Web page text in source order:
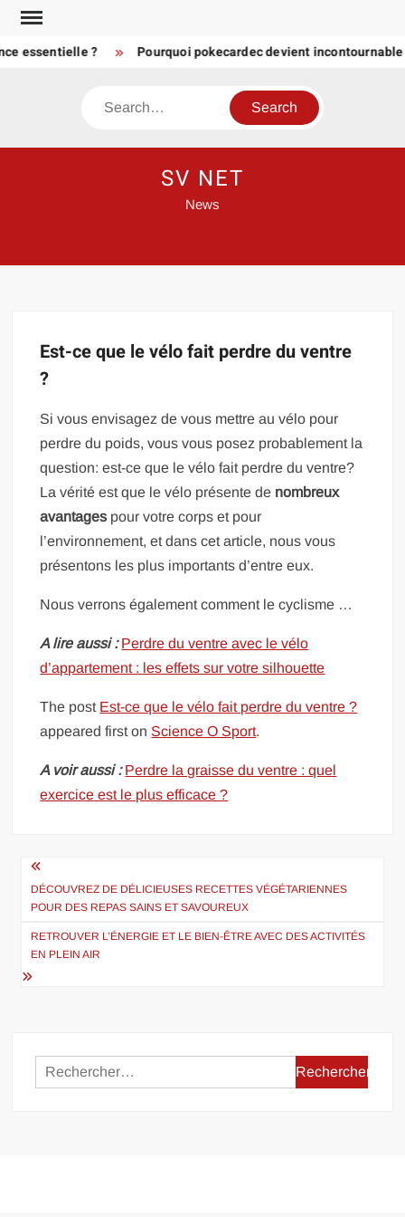
Skip
content
essentielle ? Pourquoi pokecardec devient incontournable
Search
SV NET
News
Est-ce que le vélo fait perdre du ventre
?
Si vous envisagez de vous mettre au vélo pour
perdre du poids, vous vous posez probablement la
question: est-ce que le vélo fait perdre du ventre?
La vérité est que le vélo présente de nombreux
avantages pour votre corps et pour
l’environnement, et dans cet article, nous vous
présentons les plus importants d’entre eux.
Nous verrons également comment le cyclisme …
A lire aussi : Perdre du ventre avec le vélo
d’appartement : les effets sur votre silhouette
The post Est-ce que le vélo fait perdre du ventre ?
appeared first on Science O Sport.
A voir aussi : Perdre la graisse du ventre : quel
exercice est le plus efficace ?
Navigation
de
l’article
DÉCOUVREZ DE DÉLICIEUSES RECETTES VÉGÉTARIENNES
POUR DES REPAS SAINS ET SAVOUREUX
RETROUVER L’ÉNERGIE ET LE BIEN-ÊTRE AVEC DES ACTIVITÉS
EN PLEIN AIR
Rechercher :